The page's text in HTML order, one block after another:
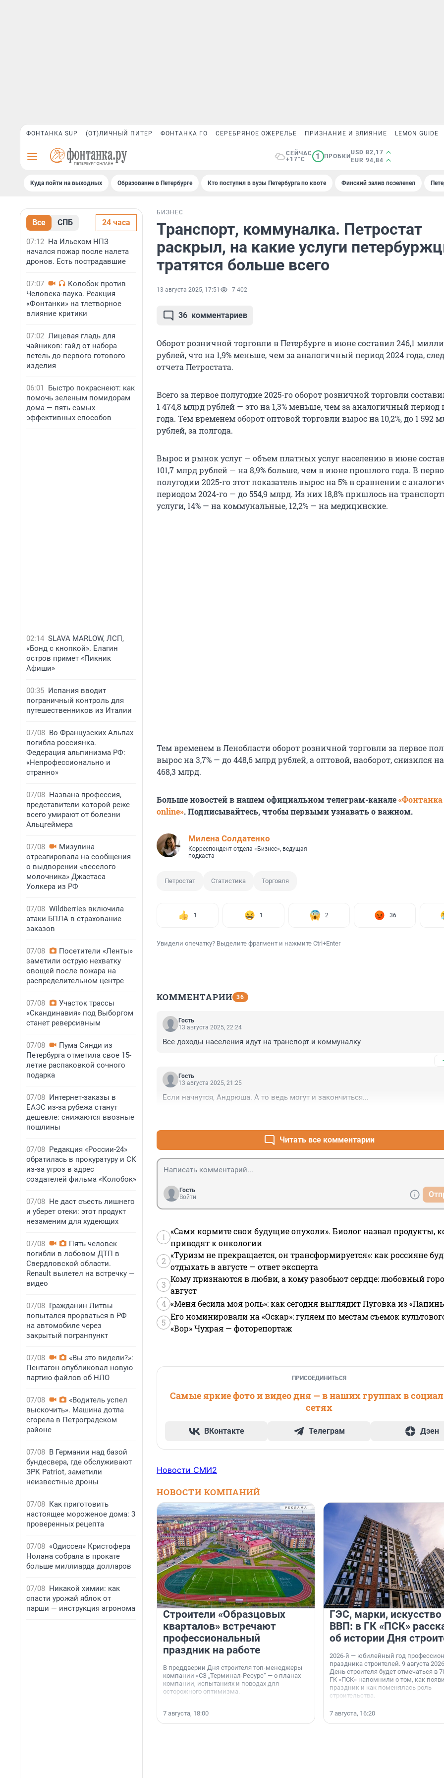
ФОНТАНКА SUP (ОТ)ЛИЧНЫЙ ПИТЕР ФОНТАНКА ГО СЕРЕБРЯНОЕ ОЖЕРЕЛЬЕ ПРИЗНАНИЕ И ВЛИЯНИЕ LEMON GUIDE
СЕЙЧАС
+17°C
1 ПРОБКИ
USD 82,17
EUR 94,84
Куда пойти на выходных Образование в Петербурге Кто поступил в вузы Петербурга по квоте Финский залив позеленел
Все СПБ 24 часа
07:12 На Ильском НПЗ
начался пожар после налета
дронов. Есть пострадавшие
07:07
Колобок против
Человека-паука. Реакция
«Фонтанки» на тлетворное
влияние критики
07:02 Лицевая гладь для
чайников: гайд от набора
петель до первого готового
изделия
06:01
Быстро покраснеют: как
помочь зеленым помидорам
дома — пять самых
эффективных способов
02:14 SLAVA MARLOW, ЛСП,
«Бонд с кнопкой». Елагин
остров примет «Пикник
Афиши»
00:35 Испания вводит
пограничный контроль для
путешественников из Италии
07/08 Во Французских Альпах
погибла россиянка.
Федерация альпинизма РФ:
«Непрофессионально и
странно»
07/08 Названа профессия,
представители которой реже
всего умирают от болезни
Альцгеймера
07/08
Мизулина
отреагировала на сообщения
о выдворении «веселого
молочника» Джастаса
Уолкера из РФ
07/08 Wildberries включила
атаки БПЛА в страхование
заказов
07/08
Посетители «Ленты»
заметили острую нехватку
овощей после пожара на
распределительном центре
07/08
Участок трассы
«Скандинавия» под Выборгом
станет реверсивным
07/08
Пума Синди из
Петербурга отметила свое 15-
летие распаковкой сочного
подарка
07/08 Интернет-заказы в
ЕАЭС из-за рубежа станут
дешевле: снижаются ввозные
пошлины
07/08 Редакция «России-24»
обратилась в прокуратуру и СК
из-за угроз в адрес
создателей фильма «Колобок»
07/08 Не даст съесть лишнего
и уберет отеки: этот продукт
незаменим для худеющих
07/08
Пять человек
погибли в лобовом ДТП в
Свердловской области.
Renault вылетел на встречку —
видео
07/08 Гражданин Литвы
попытался прорваться в РФ
на автомобиле через
закрытый погранпункт
07/08
«Вы это видели?»:
Пентагон опубликовал новую
партию файлов об НЛО
07/08
«Водитель успел
выскочить». Машина дотла
сгорела в Петроградском
районе
07/08 В Германии над базой
бундесвера, где обслуживают
ЗРК Patriot, заметили
неизвестные дроны
07/08 Как приготовить
настоящее мороженое дома: 3
проверенных рецепта
07/08 «Одиссея» Кристофера
Нолана собрала в прокате
больше миллиарда долларов
07/08 Никакой химии: как
спасти урожай яблок от
парши — инструкция агронома
БИЗНЕС
Транспорт, коммуналка. Петростат
раскрыл, на какие услуги
тратятся больше всего
13 августа 2025, 17:51 7 402
36 комментариев
Оборот розничной торговли в Петербурге в июне составил 246,1
рублей, что на 1,9% меньше, чем за аналогичный период 2024 года,
отчета Петростата.
Всего за первое полугодие 2025-го оборот розничной торговли
1 474,8 млрд рублей — это на 1,3% меньше, чем за аналогичный
года. Тем временем оборот оптовой торговли вырос на 10,2%, до 1 592
рублей, за полгода.
Вырос и рынок услуг — объем платных услуг населению в июне
101,7 млрд рублей — на 8,9% больше, чем в июне прошлого года. В
полугодии 2025-го этот показатель вырос на 5% в сравнении с
периодом 2024-го — до 554,9 млрд. Из них 18,8% пришлось на
услуги, 14% — на коммунальные, 12,2% — на медицинские.
Тем временем в Ленобласти оборот розничной торговли за первое
вырос на 3,7% — до 448,6 млрд рублей, а оптовой, наоборот, снизился
468,3 млрд.
Больше новостей в нашем официальном телеграм-канале«Фонтанка
online». Подписывайтесь, чтобы первыми узнавать о важном.
Милена Солдатенко
Корреспондент отдела «Бизнес», ведущая
подкаста
Петростат Статистика Торговля
1 1 2 36
Увидели опечатку? Выделите фрагмент и нажмите Ctrl+Enter
КОММЕНТАРИИ 36
Гость
13 августа 2025, 22:24
Все доходы населения идут на транспорт и коммуналку
Гость
13 августа 2025, 21:25
Если начнутся, Андрюша. А то ведь могут и закончиться...
Читать все комментарии
Гость
Войти
1
«Сами кормите свои будущие опухоли». Биолог назвал продукты,
приводят к онкологии
2
«Туризм не прекращается, он трансформируется»: как россияне
отдыхать в августе — ответ эксперта
3
Кому признаются в любви, а кому разобьют сердце: любовный
август
4 «Меня бесила моя роль»: как сегодня выглядит Пуговка из
5
Его номинировали на «Оскар»: гуляем по местам съемок
«Вор» Чухрая — фоторепортаж
ПРИСОЕДИНИТЬСЯ
Самые яркие фото и видео дня — в наших группах в
сетях
ВКонтакте Телеграм Дзен
Новости СМИ2
НОВОСТИ КОМПАНИЙ
Строители «Образцовых
кварталов» встречают
профессиональный
праздник на работе
В преддверии Дня строителя топ-менеджеры
компании «СЗ „Терминал-Ресурс“ — о планах
компании, испытаниях и поводах для
осторожного оптимизма.
7 августа, 18:00
ГЭС, марки, искусство
ВВП: в ГК «ПСК»
об истории Дня
2026-й — юбилейный год
праздника строителей. 9 августа
День строителя будет отмечаться в
ГК «ПСК» напомнили о том, как
праздник и как поменялась роль
строительства.
7 августа, 16:20